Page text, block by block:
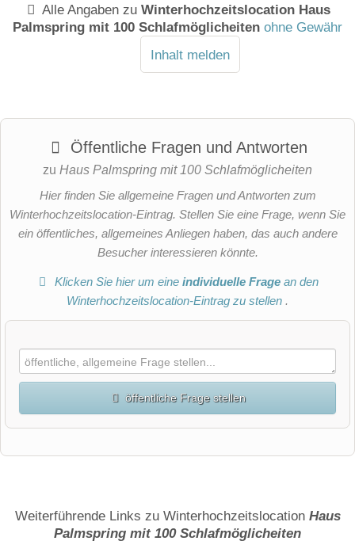
Alle Angaben zuWinterhochzeitslocation Haus
Palmspring mit 100 Schlafmöglicheiten ohne Gewähr
Inhalt melden
Öffentliche Fragen und Antworten
zu Haus Palmspring mit 100 Schlafmöglicheiten
Hier finden Sie allgemeine Fragen und Antworten zum
Winterhochzeitslocation-Eintrag. Stellen Sie eine Frage, wenn Sie
ein öffentliches, allgemeines Anliegen haben, das auch andere
Besucher interessieren könnte.
Klicken Sie hier um eineindividuelle Frage an den
Winterhochzeitslocation-Eintrag zu stellen .
öffentliche Frage stellen
Weiterführende Links zu Winterhochzeitslocation Haus
Palmspring mit 100 Schlafmöglicheiten